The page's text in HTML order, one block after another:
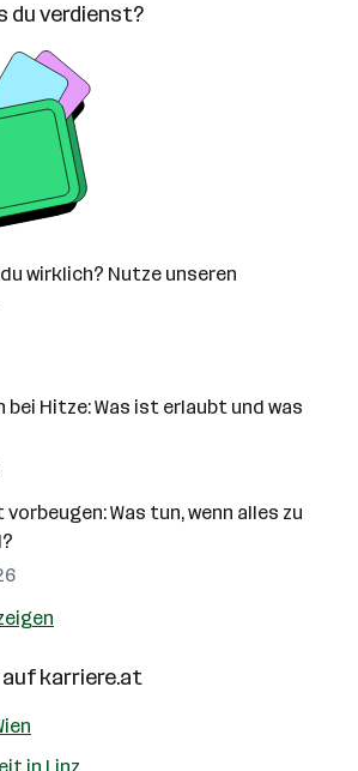
du verdienst?
wirklich? Nutze unseren
bei Hitze: Was ist erlaubt und was
Was tun, wenn alles zu
aufkarriere.at